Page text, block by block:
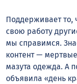
Поддерживает то,
свою работу
мы справимся.
контент —
мазута одежда. А
объявила «день